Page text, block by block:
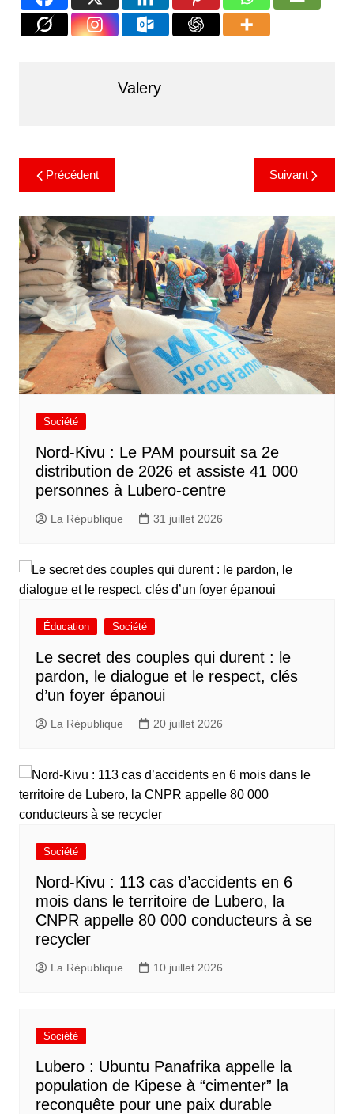
Valery
Précédent Suivant
Société
Nord-Kivu : Le PAM poursuit sa 2e
distribution de 2026 et assiste 41 000
personnes à Lubero-centre
La République 31 juillet 2026
Éducation Société
Le secret des couples qui durent : le
pardon, le dialogue et le respect, clés
d’un foyer épanoui
La République 20 juillet 2026
Société
Nord-Kivu : 113 cas d’accidents en 6
mois dans le territoire de Lubero, la
CNPR appelle 80 000 conducteurs à se
recycler
La République 10 juillet 2026
Société
Lubero : Ubuntu Panafrika appelle la
population de Kipese à “cimenter” la
reconquête pour une paix durable